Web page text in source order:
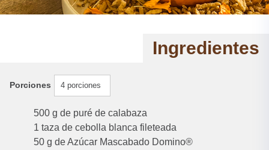
Ingredientes
Porciones 4 porciones
500 g de puré de calabaza
1 taza de cebolla blanca fileteada
50 g de Azúcar Mascabado Domino®️